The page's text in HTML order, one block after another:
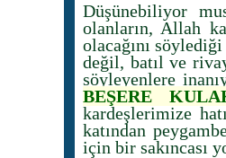
Düşünebiliyor
olanların, Allah
olacağını
değil, batıl ve
söyleyenlere
BEŞERE
kardeşlerimize
katından
için bir sakıncası